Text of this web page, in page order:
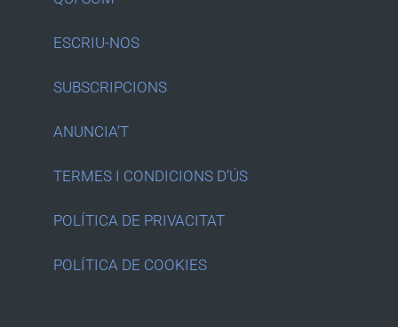
ESCRIU-NOS
SUBSCRIPCIONS
ANUNCIA’T
TERMES I CONDICIONS D’ÚS
POLÍTICA DE PRIVACITAT
POLÍTICA DE COOKIES